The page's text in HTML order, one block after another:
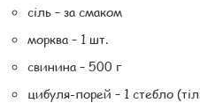
сіль – за смаком
морква – 1 шт.
свинина – 500 г
цибуля-порей – 1 стебло